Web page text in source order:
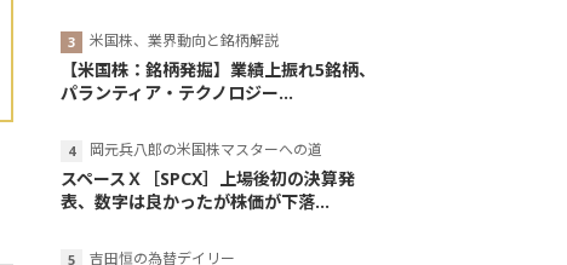
米国株、業界動向と銘柄解説
【米国株：銘柄発掘】業績上振れ5銘柄、
パランティア・テクノロジー...
岡元兵八郎の米国株マスターへの道
スペースＸ［SPCX］上場後初の決算発
表、数字は良かったが株価が下落...
吉田恒の為替デイリー